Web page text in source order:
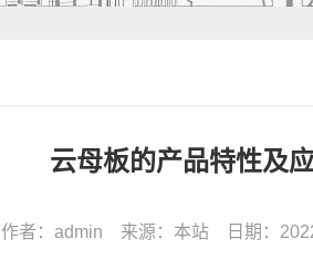
云母板的产品特性及
作者：admin 来源：本站 日期：